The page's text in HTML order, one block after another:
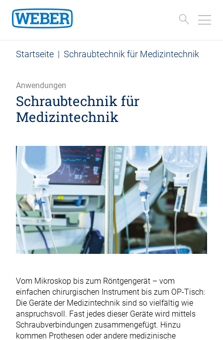
Startseite | Schraubtechnik für Medizintechnik
Anwendungen
Schraubtechnik für
Medizintechnik
Vom Mikroskop bis zum Röntgengerät – vom
einfachen chirurgischen Instrument bis zum OP-Tisch:
Die Geräte der Medizintechnik sind so vielfältig wie
anspruchsvoll. Fast jedes dieser Geräte wird mittels
Schraubverbindungen zusammengefügt. Hinzu
kommen Prothesen oder andere medizinische